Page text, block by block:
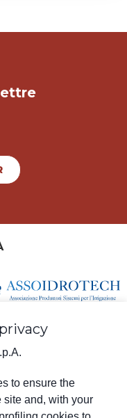
to ensure the
site and, with your